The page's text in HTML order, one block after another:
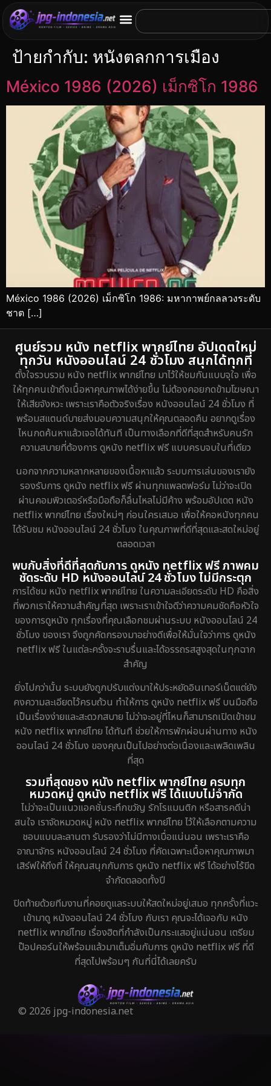
ป้ายกำกับ: หนังตลกการเมือง
México 1986 (2026) เม็กซิโก 1986
México 1986 (2026) เม็กซิโก 1986: มหากาพย์กลลวงระดับ
ชาต […]
ศูนย์รวม หนัง netflix พากย์ไทย อัปเดตใหม่
ทุกวัน หนังออนไลน์ 24 ชั่วโมง สนุกได้ทุกที่
ตั้งใจรวบรวม หนัง netflix พากย์ไทย มาไว้ให้ชมกันแบบจุใจ เพื่อ
ให้ทุกคนเข้าถึงเนื้อหาคุณภาพได้ง่ายขึ้น ไม่ต้องคอยกดข้ามโฆษณา
ให้เสียจังหวะ เพราะเราคือตัวจริงเรื่อง หนังออนไลน์ 24 ชั่วโมง ที่
พร้อมสแตนด์บายส่งมอบความสนุกให้คุณตลอดคืน อยากดูเรื่อง
ไหนกดค้นหาแล้วเจอได้ทันที เป็นทางเลือกที่ดีที่สุดสำหรับคนรัก
ความสบายที่ต้องการ ดูหนัง netflix ฟรี แบบครบจบในที่เดียว
นอกจากความหลากหลายของเนื้อหาแล้ว ระบบการเล่นของเรายัง
รองรับการ ดูหนัง netflix ฟรี ผ่านทุกแพลตฟอร์ม ไม่ว่าจะเปิด
ผ่านคอมพิวเตอร์หรือมือถือก็ลื่นไหลไม่มีค้าง พร้อมอัปเดต หนัง
netflix พากย์ไทย เรื่องใหม่ๆ ก่อนใครเสมอ เพื่อให้คอหนังทุกคน
ได้รับชม หนังออนไลน์ 24 ชั่วโมง ในคุณภาพที่ดีที่สุดและสดใหม่อยู่
ตลอดเวลา
พบกับสิ่งที่ดีที่สุดกับการ ดูหนัง netflix ฟรี ภาพคม
ชัดระดับ HD หนังออนไลน์ 24 ชั่วโมง ไม่มีกระตุก
การได้ชม หนัง netflix พากย์ไทย ในความละเอียดระดับ HD คือสิ่ง
ที่พวกเราให้ความสำคัญที่สุด เพราะเราเข้าใจดีว่าความคมชัดคือหัวใจ
ของการดูหนัง ทุกเรื่องที่คุณเลือกชมผ่านระบบ หนังออนไลน์ 24
ชั่วโมง ของเรา จึงถูกคัดกรองมาอย่างดีเพื่อให้มั่นใจว่าการ ดูหนัง
netflix ฟรี ในแต่ละครั้งจะราบรื่นและได้อรรถรสสูงสุดในทุกฉาก
สำคัญ
ยิ่งไปกว่านั้น ระบบยังถูกปรับแต่งมาให้ประหยัดอินเทอร์เน็ตแต่ยัง
คงความละเอียดไว้ครบถ้วน ทำให้การ ดูหนัง netflix ฟรี บนมือถือ
เป็นเรื่องง่ายและสะดวกสบาย ไม่ว่าจะอยู่ที่ไหนก็สามารถเปิดเข้าชม
หนัง netflix พากย์ไทย ได้ทันที ช่วยให้การพักผ่อนผ่านทาง หนัง
ออนไลน์ 24 ชั่วโมง ของคุณเป็นไปอย่างต่อเนื่องและเพลิดเพลิน
ที่สุด
รวมที่สุดของ หนัง netflix พากย์ไทย ครบทุก
หมวดหมู่ ดูหนัง netflix ฟรี ได้แบบไม่จำกัด
ไม่ว่าจะเป็นแนวแอคชั่นระทึกขวัญ รักโรแมนติก หรือสารคดีน่า
สนใจ เราจัดหมวดหมู่ หนัง netflix พากย์ไทย ไว้ให้เลือกตามความ
ชอบแบบละลานตา รับรองว่าไม่มีทางเบื่อแน่นอน เพราะเราคือ
อาณาจักร หนังออนไลน์ 24 ชั่วโมง ที่คัดเฉพาะเนื้อหาคุณภาพมา
เสิร์ฟให้ถึงที่ ให้คุณสนุกกับการ ดูหนัง netflix ฟรี ได้อย่างไร้ขีด
จำกัดตลอดทั้งปี
ปิดท้ายด้วยทีมงานที่คอยดูแลระบบให้สดใหม่อยู่เสมอ ทุกครั้งที่แวะ
เข้ามาดู หนังออนไลน์ 24 ชั่วโมง กับเรา คุณจะได้เจอกับ หนัง
netflix พากย์ไทย เรื่องฮิตที่กำลังเป็นกระแสอยู่แน่นอน เตรียม
ป๊อปคอร์นให้พร้อมแล้วมาเต็มอิ่มกับการ ดูหนัง netflix ฟรี ที่ดี
ที่สุดไปพร้อมๆ กันที่นี่ได้เลยครับ
© 2026 jpg-indonesia.net